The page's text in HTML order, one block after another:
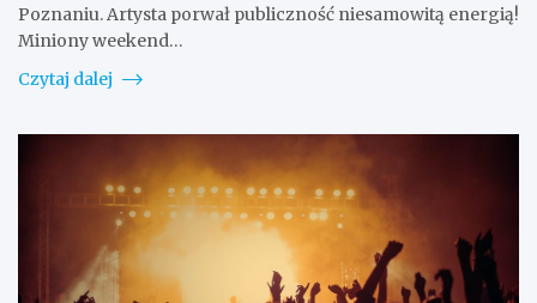
Poznaniu. Artysta porwał publiczność niesamowitą energią!
Miniony weekend…
Czytaj dalej